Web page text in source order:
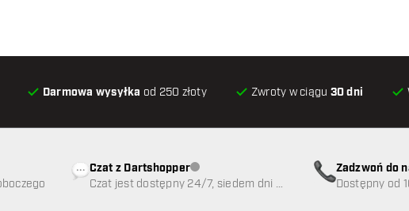
Darmowa wysyłka od 250 złoty Zwroty w ciągu 30 dni
Czat z DartshopperObsługa klienta niedostępna
Czat jest dostępny 24/7, siedem dni w
Zadzwoń do
89
Dostępny od